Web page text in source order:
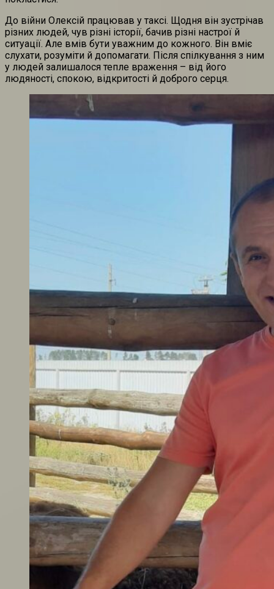
До війни Олексій працював у таксі. Щодня він зустрічав
різних людей, чув різні історії, бачив різні настрої й
ситуації. Але вмів бути уважним до кожного. Він вміє
слухати, розуміти й допомагати. Після спілкування з ним
у людей залишалося тепле враження – від його
людяності, спокою, відкритості й доброго серця.